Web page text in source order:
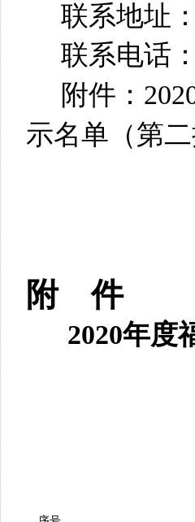
联系地址
联系电话
附件：
示名单（第二
附 件
2020年度